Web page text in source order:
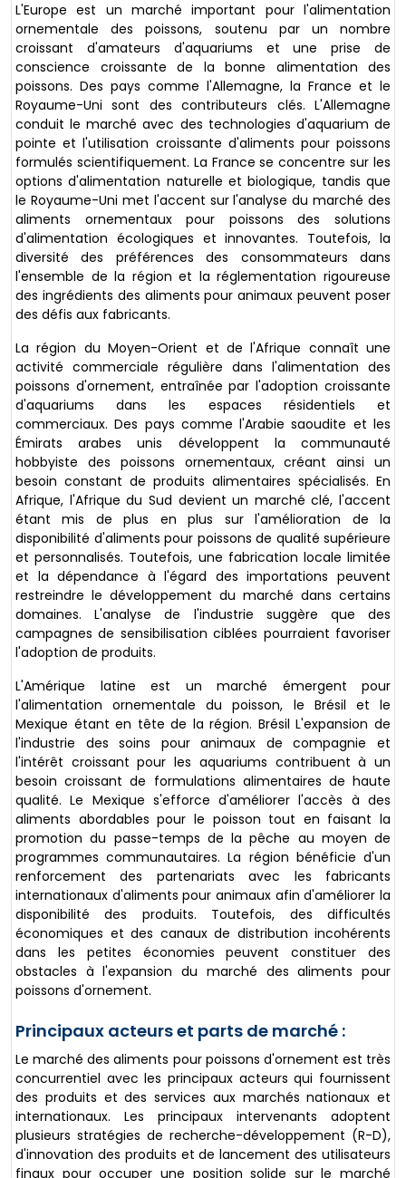
L'Europe est un marché important pour l'alimentation
ornementale des poissons, soutenu par un nombre
croissant d'amateurs d'aquariums et une prise de
conscience croissante de la bonne alimentation des
poissons. Des pays comme l'Allemagne, la France et le
Royaume-Uni sont des contributeurs clés. L'Allemagne
conduit le marché avec des technologies d'aquarium de
pointe et l'utilisation croissante d'aliments pour poissons
formulés scientifiquement. La France se concentre sur les
options d'alimentation naturelle et biologique, tandis que
le Royaume-Uni met l'accent sur l'analyse du marché des
aliments ornementaux pour poissons des solutions
d'alimentation écologiques et innovantes. Toutefois, la
diversité des préférences des consommateurs dans
l'ensemble de la région et la réglementation rigoureuse
des ingrédients des aliments pour animaux peuvent poser
des défis aux fabricants.
La région du Moyen-Orient et de l'Afrique connaît une
activité commerciale régulière dans l'alimentation des
poissons d'ornement, entraînée par l'adoption croissante
d'aquariums dans les espaces résidentiels et
commerciaux. Des pays comme l'Arabie saoudite et les
Émirats arabes unis développent la communauté
hobbyiste des poissons ornementaux, créant ainsi un
besoin constant de produits alimentaires spécialisés. En
Afrique, l'Afrique du Sud devient un marché clé, l'accent
étant mis de plus en plus sur l'amélioration de la
disponibilité d'aliments pour poissons de qualité supérieure
et personnalisés. Toutefois, une fabrication locale limitée
et la dépendance à l'égard des importations peuvent
restreindre le développement du marché dans certains
domaines. L'analyse de l'industrie suggère que des
campagnes de sensibilisation ciblées pourraient favoriser
l'adoption de produits.
L'Amérique latine est un marché émergent pour
l'alimentation ornementale du poisson, le Brésil et le
Mexique étant en tête de la région. Brésil L'expansion de
l'industrie des soins pour animaux de compagnie et
l'intérêt croissant pour les aquariums contribuent à un
besoin croissant de formulations alimentaires de haute
qualité. Le Mexique s'efforce d'améliorer l'accès à des
aliments abordables pour le poisson tout en faisant la
promotion du passe-temps de la pêche au moyen de
programmes communautaires. La région bénéficie d'un
renforcement des partenariats avec les fabricants
internationaux d'aliments pour animaux afin d'améliorer la
disponibilité des produits. Toutefois, des difficultés
économiques et des canaux de distribution incohérents
dans les petites économies peuvent constituer des
obstacles à l'expansion du marché des aliments pour
poissons d'ornement.
Principaux acteurs et parts de marché :
Le marché des aliments pour poissons d'ornement est très
concurrentiel avec les principaux acteurs qui fournissent
des produits et des services aux marchés nationaux et
internationaux. Les principaux intervenants adoptent
plusieurs stratégies de recherche-développement (R-D),
d'innovation des produits et de lancement des utilisateurs
finaux pour occuper une position solide sur le marché